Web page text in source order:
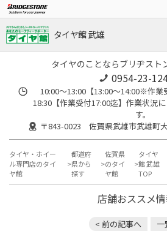
タイヤ館 武雄
タイヤのことならブリヂスト
0954-23-
10:00～13:00【13:00～14:00※作業
18:30【作業受付17:00迄】作業状況
す。
〒843-0023 佐賀県武雄市武雄町
タイヤ・ホイー
ル専門店のタイ
ヤ館
都道府
県から
探す
佐賀県
のタイ
ヤ館
タイヤ
館 武雄
TOP
店舗おススメ
< 前の記事へ 一